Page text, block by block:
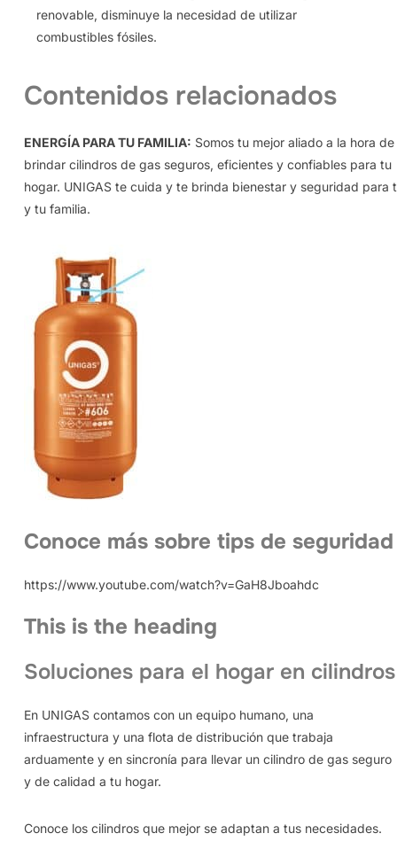
renovable, disminuye la necesidad de utilizar
combustibles fósiles.
Contenidos relacionados
ENERGÍA PARA TU FAMILIA: Somos tu mejor aliado a la hora de
brindar cilindros de gas seguros, eficientes y confiables para tu
hogar. UNIGAS te cuida y te brinda bienestar y seguridad para
y tu familia.
Conoce más sobre tips de seguridad
https://www.youtube.com/watch?v=GaH8Jboahdc
This is the heading
Soluciones para el hogar en cilindros
En UNIGAS contamos con un equipo humano, una
infraestructura y una flota de distribución que trabaja
arduamente y en sincronía para llevar un cilindro de gas seguro
y de calidad a tu hogar.
Conoce los cilindros que mejor se adaptan a tus necesidades.